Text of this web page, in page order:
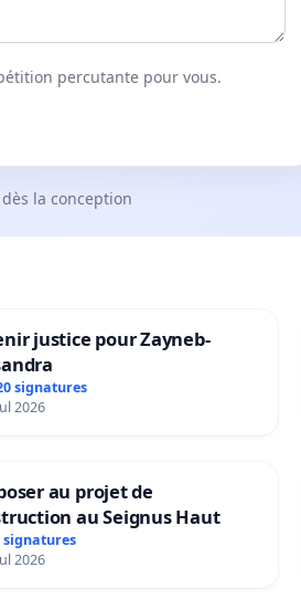
percutante pour vous.
la conception
justice pour Zayneb-
signatures
2026
au projet de
au Seignus Haut
signatures
2026